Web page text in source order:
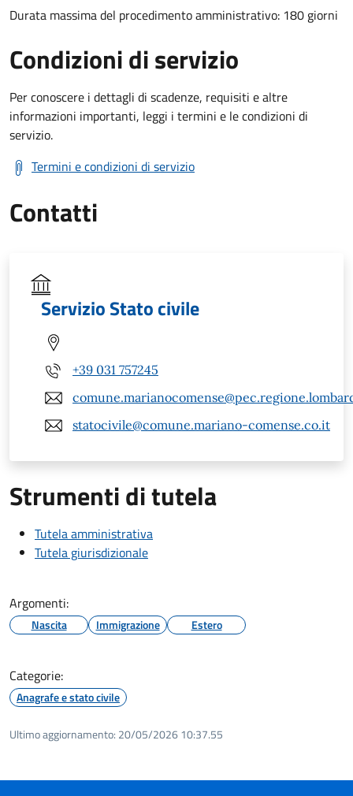
Durata massima del procedimento amministrativo: 180 giorni
Condizioni di servizio
Per conoscere i dettagli di scadenze, requisiti e altre
informazioni importanti, leggi i termini e le condizioni di
servizio.
Termini e condizioni di servizio
Contatti
Servizio Stato civile
+39 031 757245
statocivile@comune.mariano-comense.co.it
Strumenti di tutela
Tutela amministrativa
Tutela giurisdizionale
Argomenti:
Nascita Immigrazione Estero
Categorie:
Anagrafe e stato civile
Ultimo aggiornamento: 20/05/2026 10:37.55